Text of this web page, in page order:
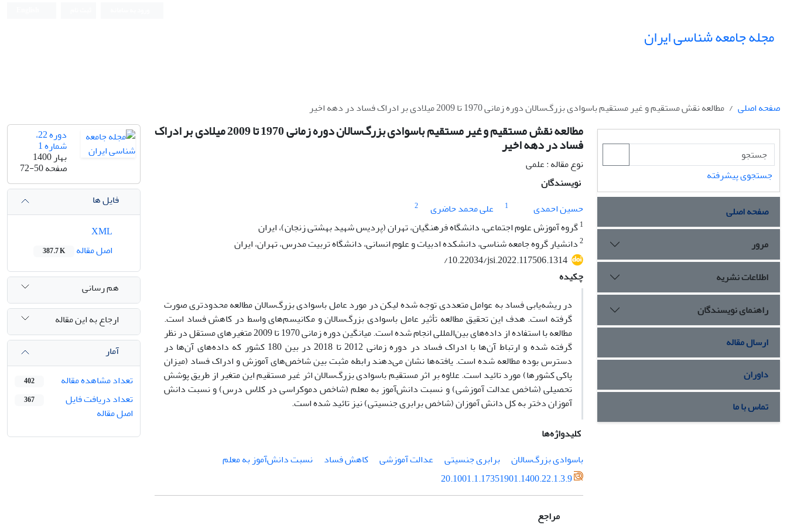
مجله جامعه شناسی ایران
صفحه اصلی مطالعه نقش مستقیم و غیر مستقیم باسوادی بزرگ‌سالان دوره زمانی 1970 تا 2009 میلادی بر ادراک فساد در دهه اخیر
مطالعه نقش مستقیم و غیر مستقیم باسوادی بزرگ‌سالان دوره زمانی 1970 تا 2009 میلادی بر ادراک
فساد در دهه اخیر
نوع مقاله : علمی
نویسندگان
حسین احمدی
1 علی محمد حاضری
2
1گروه آموزش علوم اجتماعی، دانشگاه فرهنگیان، تهران (پردیس شهید بهشتی زنجان)، ایران
2دانشیار گروه جامعه شناسی، دانشکده ادبیات و علوم انسانی، دانشگاه تربیت مدرس، تهران، ایران
/10.22034/jsi.2022.117506.1314
چکیده
در ریشه‌یابی فساد به عوامل متعددی توجه شده لیکن در مورد عامل باسوادی بزرگ‌سالان مطالعه محدودتری صورت
گرفته است. هدف این تحقیق مطالعه تأثیر عامل باسوادی بزرگ‌سالان و مکانیسم‌های واسط در کاهش فساد است.
مطالعه با استفاده از داده‌های بین‌المللی انجام شده است. میانگین دوره زمانی 1970 تا 2009 متغیرهای مستقل در نظر
گرفته شده و ارتباط آن‌ها با ادراک فساد در دوره زمانی 2012 تا 2018 در بین 180 کشور که داده‌های آن‌ها در
دسترس بوده مطالعه شده است. یافته‌ها نشان می‌دهند رابطه مثبت بین شاخص‌های آموزش‌ و ادراک فساد (میزان
پاکی کشورها) مورد تائید است. علاوه بر اثر مستقیم باسوادی بزرگ‌سالان اثر غیر مستقیم این متغیر از طریق پوشش
تحصیلی (شاخص عدالت آموزشی) و نسبت دانش‌آموز به معلم (شاخص دموکراسی در کلاس درس) و نسبت دانش
آموزان دختر به کل دانش آموزان (شاخص برابری جنسیتی) نیز تائید شده است.
کلیدواژه‌ها
باسوادی بزرگ‌سالان
برابری جنسیتی عدالت آموزشی کاهش فساد
نسبت دانش‌آموز به معلم
20.1001.1.17351901.1400.22.1.3.9
مراجع
دوره 22،
شماره 1
بهار 1400
صفحه72-50
فایل ها
اصل مقاله
387.7 K
هم رسانی
ارجاع به این مقاله
آمار
تعداد مشاهده مقاله
402
تعداد دریافت فایل
اصل مقاله
367
جستجوی پیشرفته
صفحه اصلی
مرور
اطلاعات نشریه
راهنمای نویسندگان
ارسال مقاله
داوران
تماس با ما